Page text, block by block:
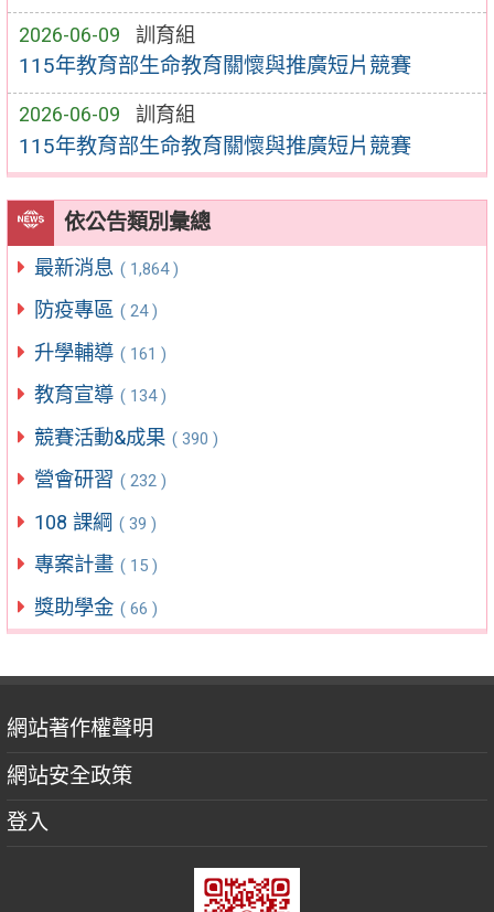
2026-06-09 訓育組
115年教育部生命教育關懷與推廣短片競賽
2026-06-09 訓育組
115年教育部生命教育關懷與推廣短片競賽
依公告類別彙總
最新消息 ( 1,864 )
防疫專區 ( 24 )
升學輔導 ( 161 )
教育宣導 ( 134 )
競賽活動&成果 ( 390 )
營會研習 ( 232 )
108 課綱 ( 39 )
專案計畫 ( 15 )
獎助學金 ( 66 )
網站著作權聲明
網站安全政策
登入